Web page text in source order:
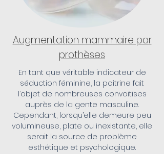
Augmentation mammaire par
prothèses
En tant que véritable indicateur de
séduction féminine, la poitrine fait
l’objet de nombreuses convoitises
auprès de la gente masculine.
Cependant, lorsqu’elle demeure peu
volumineuse, plate ou inexistante, elle
serait la source de problème
esthétique et psychologique.